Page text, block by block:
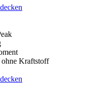
Kraftstoff